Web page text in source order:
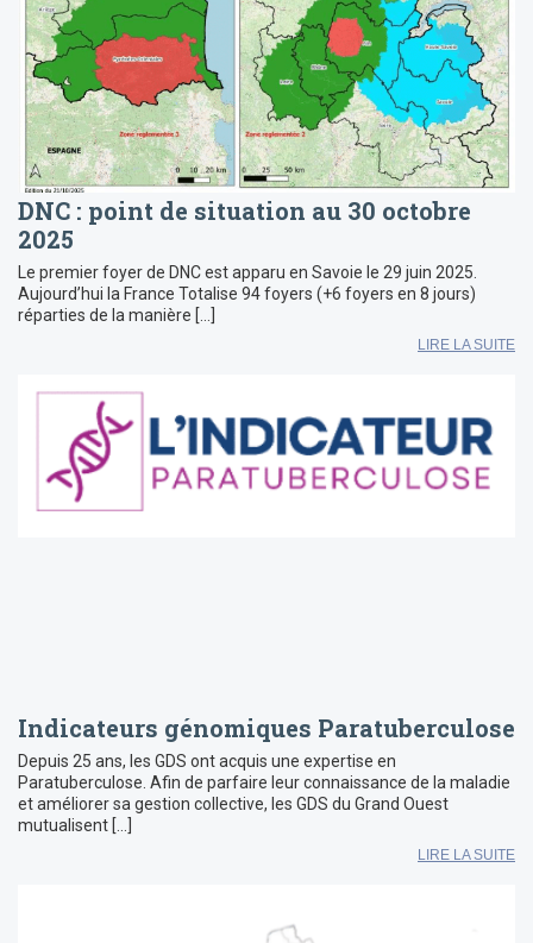
DNC : point de situation au 30 octobre
2025
Le premier foyer de DNC est apparu en Savoie le 29 juin 2025.
Aujourd’hui la France Totalise 94 foyers (+6 foyers en 8 jours)
réparties de la manière […]
LIRE LA SUITE
Indicateurs génomiques Paratuberculose
Depuis 25 ans, les GDS ont acquis une expertise en
Paratuberculose. Afin de parfaire leur connaissance de la maladie
et améliorer sa gestion collective, les GDS du Grand Ouest
mutualisent […]
LIRE LA SUITE